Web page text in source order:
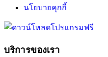
นโยบายคุกกี้
บริการของเรา